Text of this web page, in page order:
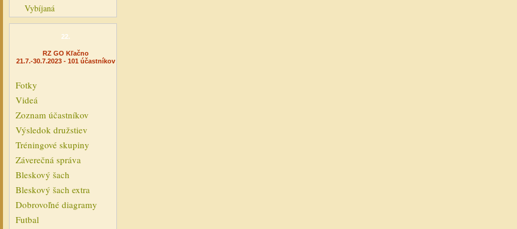
Vybíjaná
22.
RZ GO Kľačno
21.7.-30.7.2023 - 101 účastníkov
Fotky
Videá
Zoznam účastníkov
Výsledok družstiev
Tréningové skupiny
Záverečná správa
Bleskový šach
Bleskový šach extra
Dobrovoľné diagramy
Futbal